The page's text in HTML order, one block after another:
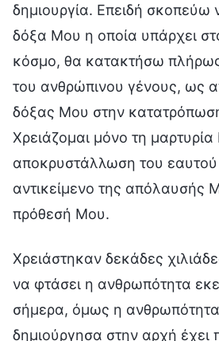
δημιουργία. Επειδή
δόξα Μου η οποία υπάρχει
κόσμο, θα κατακτήσω
του ανθρώπινου γένους, ως
δόξας Μου στην
Χρειάζομαι μόνο τη
αποκρυστάλλωση του
αντικείμενο της απόλαυσής
πρόθεσή Μου.
Χρειάστηκαν δεκάδες
να φτάσει η ανθρωπότητα
σήμερα, όμως η
δημιούργησα στην αρχή έχει